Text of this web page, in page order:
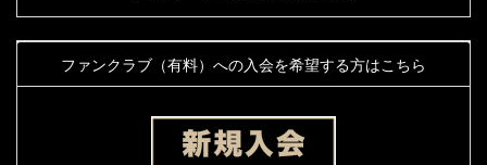
ファンクラブ（有料）への入会を希望する方はこちら